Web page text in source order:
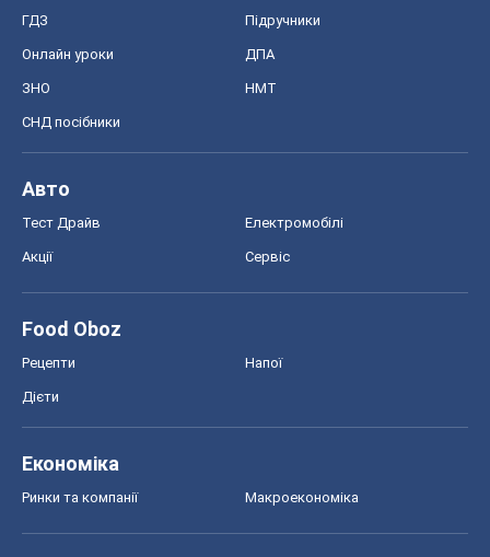
ГДЗ Підручники
Онлайн уроки ДПА
ЗНО НМТ
СНД посібники
Авто
Тест Драйв Електромобілі
Акції Сервіс
Food Oboz
Рецепти Напої
Дієти
Економіка
Ринки та компанії Макроекономіка